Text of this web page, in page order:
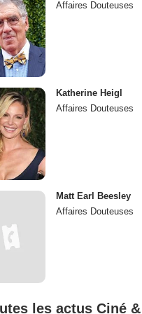
Affaires Douteuses
Katherine Heigl
Affaires Douteuses
Matt Earl Beesley
Affaires Douteuses
les actus Ciné &